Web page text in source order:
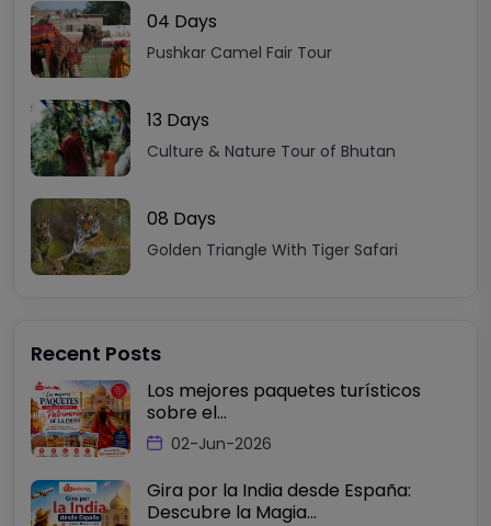
04 Days
Pushkar Camel Fair Tour
13 Days
Culture & Nature Tour of Bhutan
08 Days
Golden Triangle With Tiger Safari
Recent Posts
Los mejores paquetes turísticos
sobre el...
02-Jun-2026
Gira por la India desde España:
Descubre la Magia...